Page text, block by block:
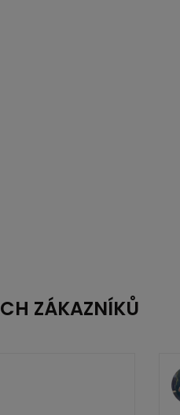
ZÁKAZNÍKŮ